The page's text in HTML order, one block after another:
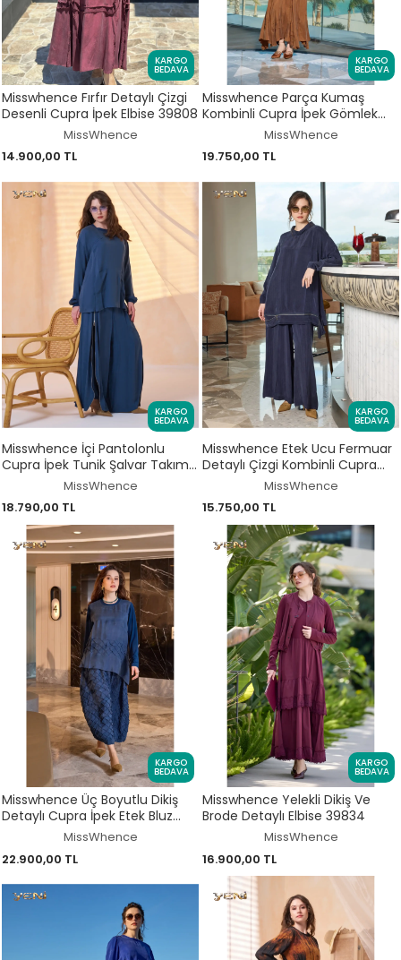
KARGO
BEDAVA
Misswhence Fırfır Detaylı Çizgi
Desenli Cupra İpek Elbise 39808
MissWhence
14.900,00 TL
KARGO
BEDAVA
Misswhence Parça Kumaş
Kombinli Cupra İpek Gömlek
Etek Takım 39304
MissWhence
19.750,00 TL
KARGO
BEDAVA
Misswhence İçi Pantolonlu
Cupra İpek Tunik Şalvar Takım
MissWhence
18.790,00 TL
KARGO
BEDAVA
Misswhence Etek Ucu Fermuar
Detaylı Çizgi Kombinli Cupra
İpek Tunik Pantolon Takım
MissWhence
15.750,00 TL
KARGO
BEDAVA
Misswhence Üç Boyutlu Dikiş
Detaylı Cupra İpek Etek Bluz
Takım 39002MissWhence
22.900,00 TL
KARGO
BEDAVA
Misswhence Yelekli Dikiş Ve
Brode Detaylı Elbise 39834
MissWhence
16.900,00 TL